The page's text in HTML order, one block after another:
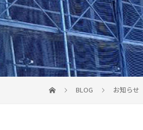
BLOG お知らせ